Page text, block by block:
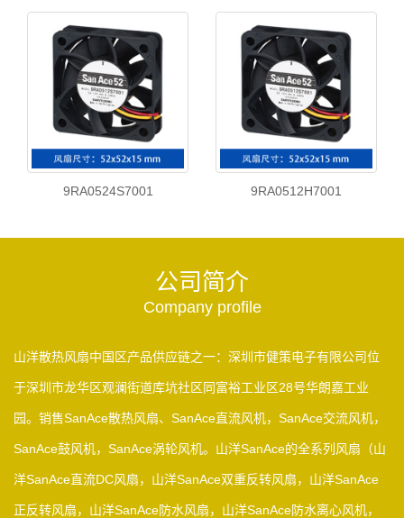
9RA0524S7001 9RA0512H7001
公司简介
Company profile
山洋散热风扇中国区产品供应链之一：深圳市健策电子有限公司位
于深圳市龙华区观澜街道库坑社区同富裕工业区28号华朗嘉工业
园。销售SanAce散热风扇、SanAce直流风机，SanAce交流风机，
SanAce鼓风机，SanAce涡轮风机。山洋SanAce的全系列风扇（山
洋SanAce直流DC风扇，山洋SanAce双重反转风扇，山洋SanAce
正反转风扇，山洋SanAce防水风扇，山洋SanAce防水离心风机，